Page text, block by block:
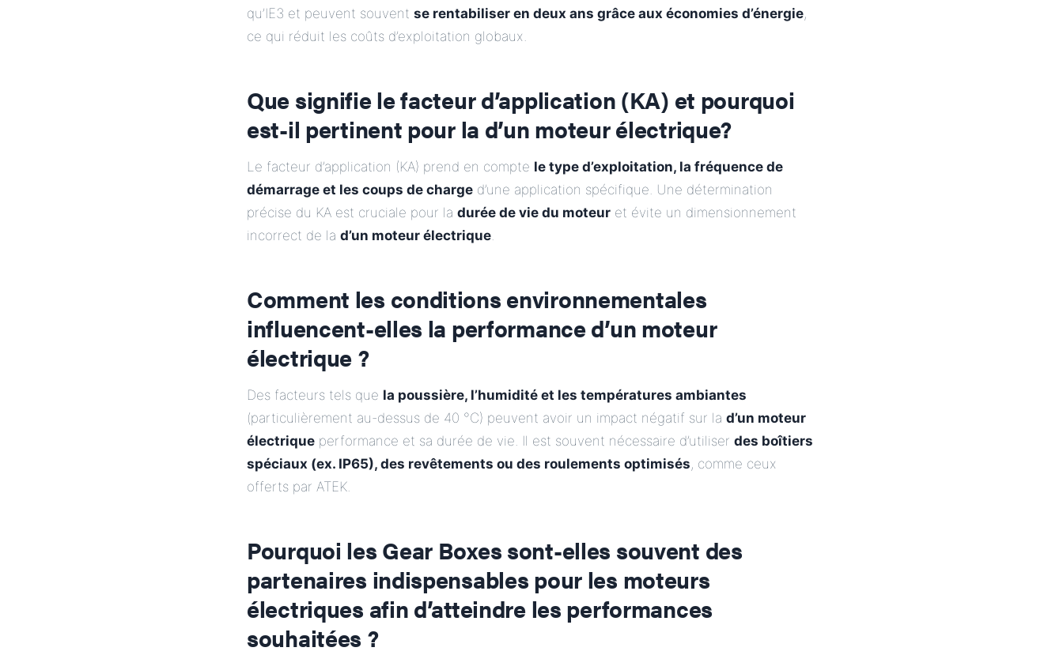
qu’IE3 et peuvent souvent se rentabiliser en deux ans grâce aux économies d’énergie,
ce qui réduit les coûts d’exploitation globaux.
Que signifie le facteur d’application (KA) et pourquoi
est-il pertinent pour la d’un moteur électrique?
Le facteur d’application (KA) prend en compte le type d’exploitation, la fréquence de
démarrage et les coups de charge d’une application spécifique. Une détermination
précise du KA est cruciale pour la durée de vie du moteur et évite un dimensionnement
incorrect de la d’un moteur électrique.
Comment les conditions environnementales
influencent-elles la performance d’un moteur
électrique ?
Des facteurs tels que la poussière, l’humidité et les températures ambiantes
(particulièrement au-dessus de 40 °C) peuvent avoir un impact négatif sur la d’un moteur
électrique performance et sa durée de vie. Il est souvent nécessaire d’utiliser des boîtiers
spéciaux (ex. IP65), des revêtements ou des roulements optimisés, comme ceux
offerts par ATEK.
Pourquoi les Gear Boxes sont-elles souvent des
partenaires indispensables pour les moteurs
électriques afin d’atteindre les performances
souhaitées ?